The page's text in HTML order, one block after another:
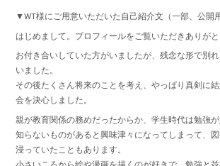
▼WT様にご用意いただいた自己紹介文（一部、公開
はじめまして。プロフィールをご覧いただきありがと
お付き合いしていた方がいましたが、残念な形で別
いました。
その後たくさん将来のことを考え、やっぱり真剣に
会を決心しました。
親が教育関係の務めだったからか、学生時代は勉強が
知らないものがあると興味津々になってしまって、
浸っていたこともあります。